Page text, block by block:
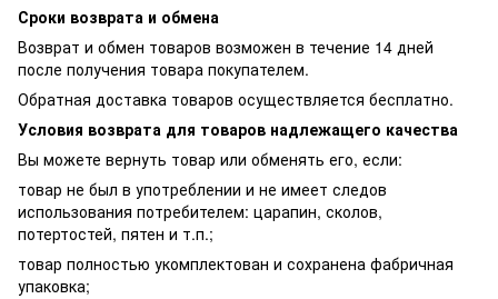
Сроки возврата и обмена
Возврат и обмен товаров возможен в течение 14 дней
после получения товара покупателем.
Обратная доставка товаров осуществляется бесплатно.
Условия возврата для товаров надлежащего качества
Вы можете вернуть товар или обменять его, если:
товар не был в употреблении и не имеет следов
использования потребителем: царапин, сколов,
потертостей, пятен и т.п.;
товар полностью укомплектован и сохранена фабричная
упаковка;